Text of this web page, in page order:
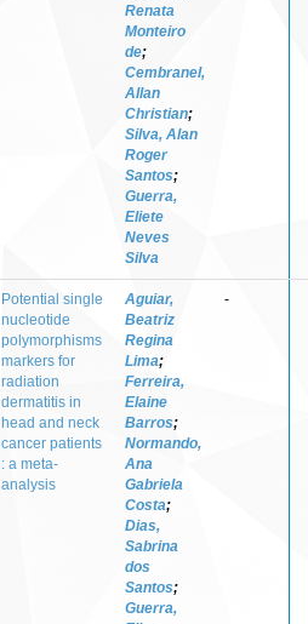
Renata
Monteiro
de;
Cembranel,
Allan
Christian;
Silva, Alan
Roger
Santos;
Guerra,
Eliete
Neves
Silva
Potential single
nucleotide
polymorphisms
markers for
radiation
dermatitis in
head and neck
cancer patients
: a meta-
analysis
Aguiar,
Beatriz
Regina
Lima;
Ferreira,
Elaine
Barros;
Normando,
Ana
Gabriela
Costa;
Dias,
Sabrina
dos
Santos;
Guerra,
-